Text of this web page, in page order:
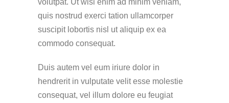
quis nostrud exerci tation ullamcorper
suscipit lobortis nisl ut aliquip ex ea
commodo consequat.
Duis autem vel eum iriure dolor in
hendrerit in vulputate velit esse molestie
consequat, vel illum dolore eu feugiat